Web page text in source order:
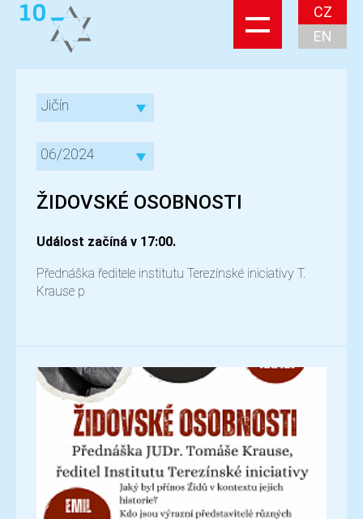
CZ
EN
Jičín
06/2024
ŽIDOVSKÉ OSOBNOSTI
Událost začíná v 17:00.
Přednáška ředitele institutu Terezínské iniciativy T.
Krause p